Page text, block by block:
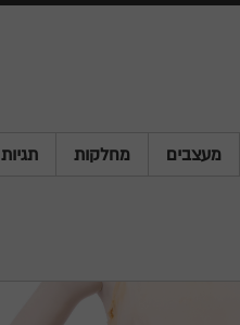
מעצבים מחלקות תגיות